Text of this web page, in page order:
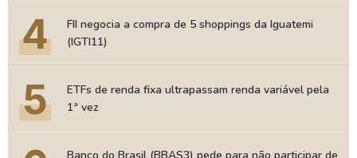
4
FII negocia a compra de 5 shoppings da Iguatemi
(IGTI11)
5
ETFs de renda fixa ultrapassam renda variável pela
1ª vez